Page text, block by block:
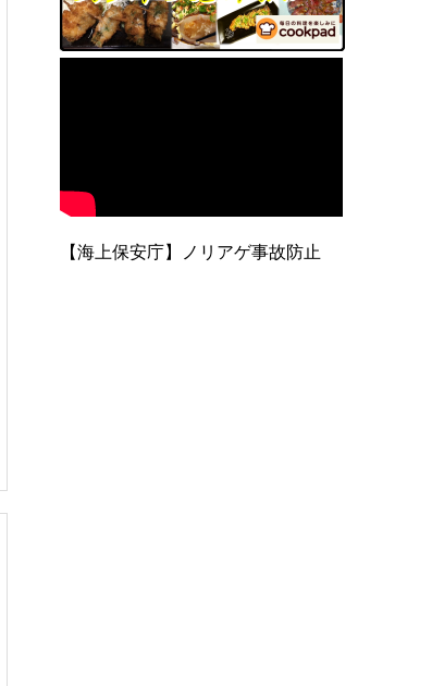
【海上保安庁】ノリアゲ事故防止